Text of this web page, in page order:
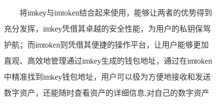
将imkey与imtoken结合起来使用，能够让两者的优势得到
充分发挥，imkey凭借其卓越的安全性能，为用户的私钥保驾
护航；而imtoken则凭借其便捷的操作平台，让用户能够更加
直观、高效地管理通过imkey生成的钱包地址，通过在imtoken
中精准找到imkey钱包地址，用户可以极为方便地接收和发送
数字资产，还能随时查看资产的详细信息,对自己的数字资产